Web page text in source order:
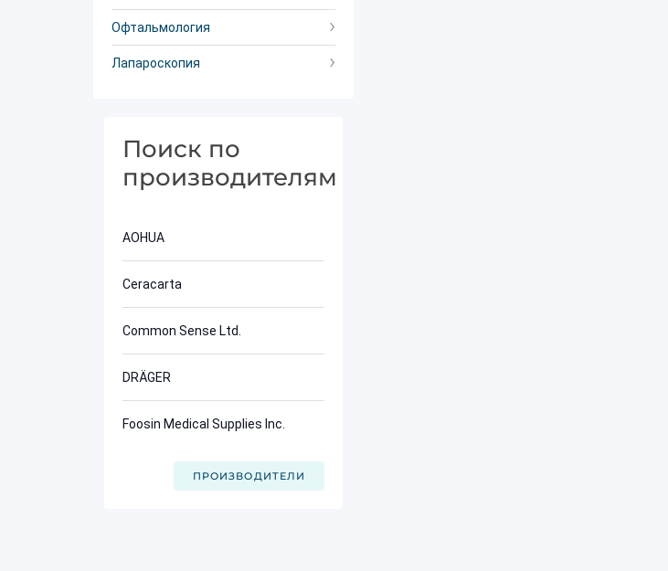
Офтальмология
Лапароскопия
Поиск по
производителям
AOHUA
Ceracarta
Common Sense Ltd.
DRÄGER
Foosin Medical Supplies Inc.
ПРОИЗВОДИТЕЛИ